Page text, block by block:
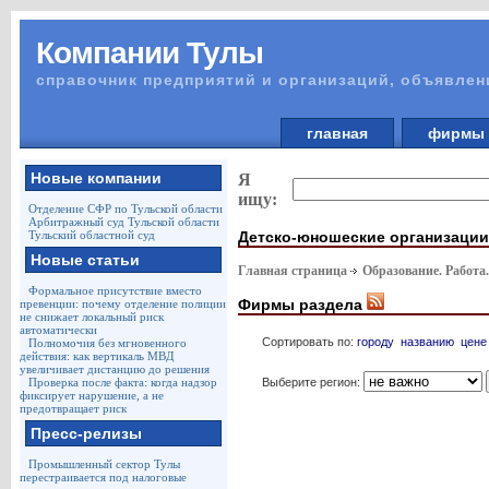
Компании Тулы
справочник предприятий и организаций,
главная
Новые компании
Отделение СФР по Тульской области
Арбитражный суд Тульской области
Тульский областной суд
Новые статьи
Формальное присутствие вместо
превенции: почему отделение полиции
не снижает локальный риск
автоматически
Полномочия без мгновенного
действия: как вертикаль МВД
увеличивает дистанцию до решения
Проверка после факта: когда надзор
фиксирует нарушение, а не
предотвращает риск
Пресс-релизы
Промышленный сектор Тулы
перестраивается под налоговые
Я
ищу:
Детско-юношеские
Главная страница Образование.
Фирмы раздела
Сортировать по: городу названию цене
Выберите регион: